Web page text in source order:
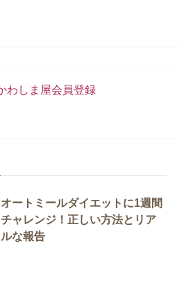
オートミールダイエットに1週間
チャレンジ！正しい方法とリア
ルな報告